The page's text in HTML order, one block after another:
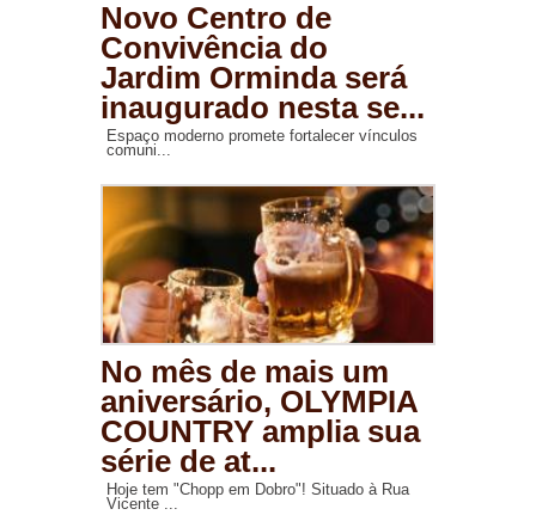
Novo Centro de
Convivência do
Jardim Orminda será
inaugurado nesta se...
Espaço moderno promete fortalecer vínculos
comuni...
No mês de mais um
aniversário, OLYMPIA
COUNTRY amplia sua
série de at...
Hoje tem "Chopp em Dobro"! Situado à Rua
Vicente ...